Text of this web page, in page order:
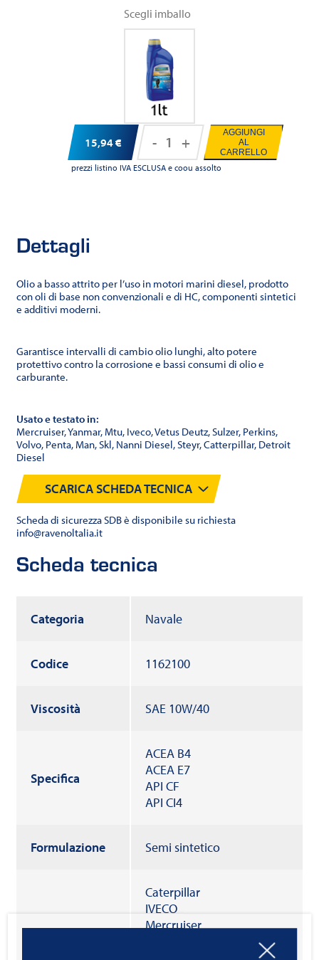
Scegli imballo
15,94€
prezzi listino IVA ESCLUSA e coou assolto
-
Ravenol
MARINEOIL
+
AGGIUNGI
AL
CARRELLO
Dettagli
Olio a basso attrito per l’uso in motori marini diesel, prodotto
con oli di base non convenzionali e di HC, componenti sintetici
e additivi moderni.
Garantisce intervalli di cambio olio lunghi, alto potere
protettivo contro la corrosione e bassi consumi di olio e
carburante.
Usato e testato in:
Mercruiser, Yanmar, Mtu, Iveco, Vetus Deutz, Sulzer, Perkins,
Volvo, Penta, Man, Skl, Nanni Diesel, Steyr, Catterpillar, Detroit
Diesel
SCARICA SCHEDA TECNICA
Scheda di sicurezza SDB è disponibile su richiesta
info@ravenoltalia.it
Scheda tecnica
Categoria Navale
Codice 1162100
Viscosità SAE 10W/40
Specifica
ACEA B4
ACEA E7
API CF
API CI4
Formulazione Semi sintetico
Caterpillar
IVECO
Mercruiser